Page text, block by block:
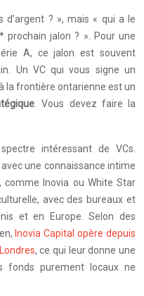
d’argent ? », mais « qui a le
jalon ? ». Pour une
A, ce jalon est souvent
Un VC qui vous signe un
la frontière ontarienne est un
. Vous devez faire la
intéressant de VCs.
une connaissance intime
comme Inovia ou White Star
avec des bureaux et
et en Europe. Selon des
Inovia Capital opère depuis
, ce qui leur donne une
fonds purement locaux ne